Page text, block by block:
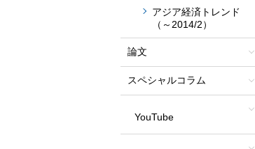
アジア経済トレンド
（～2014/2）
論文
スペシャルコラム
YouTube